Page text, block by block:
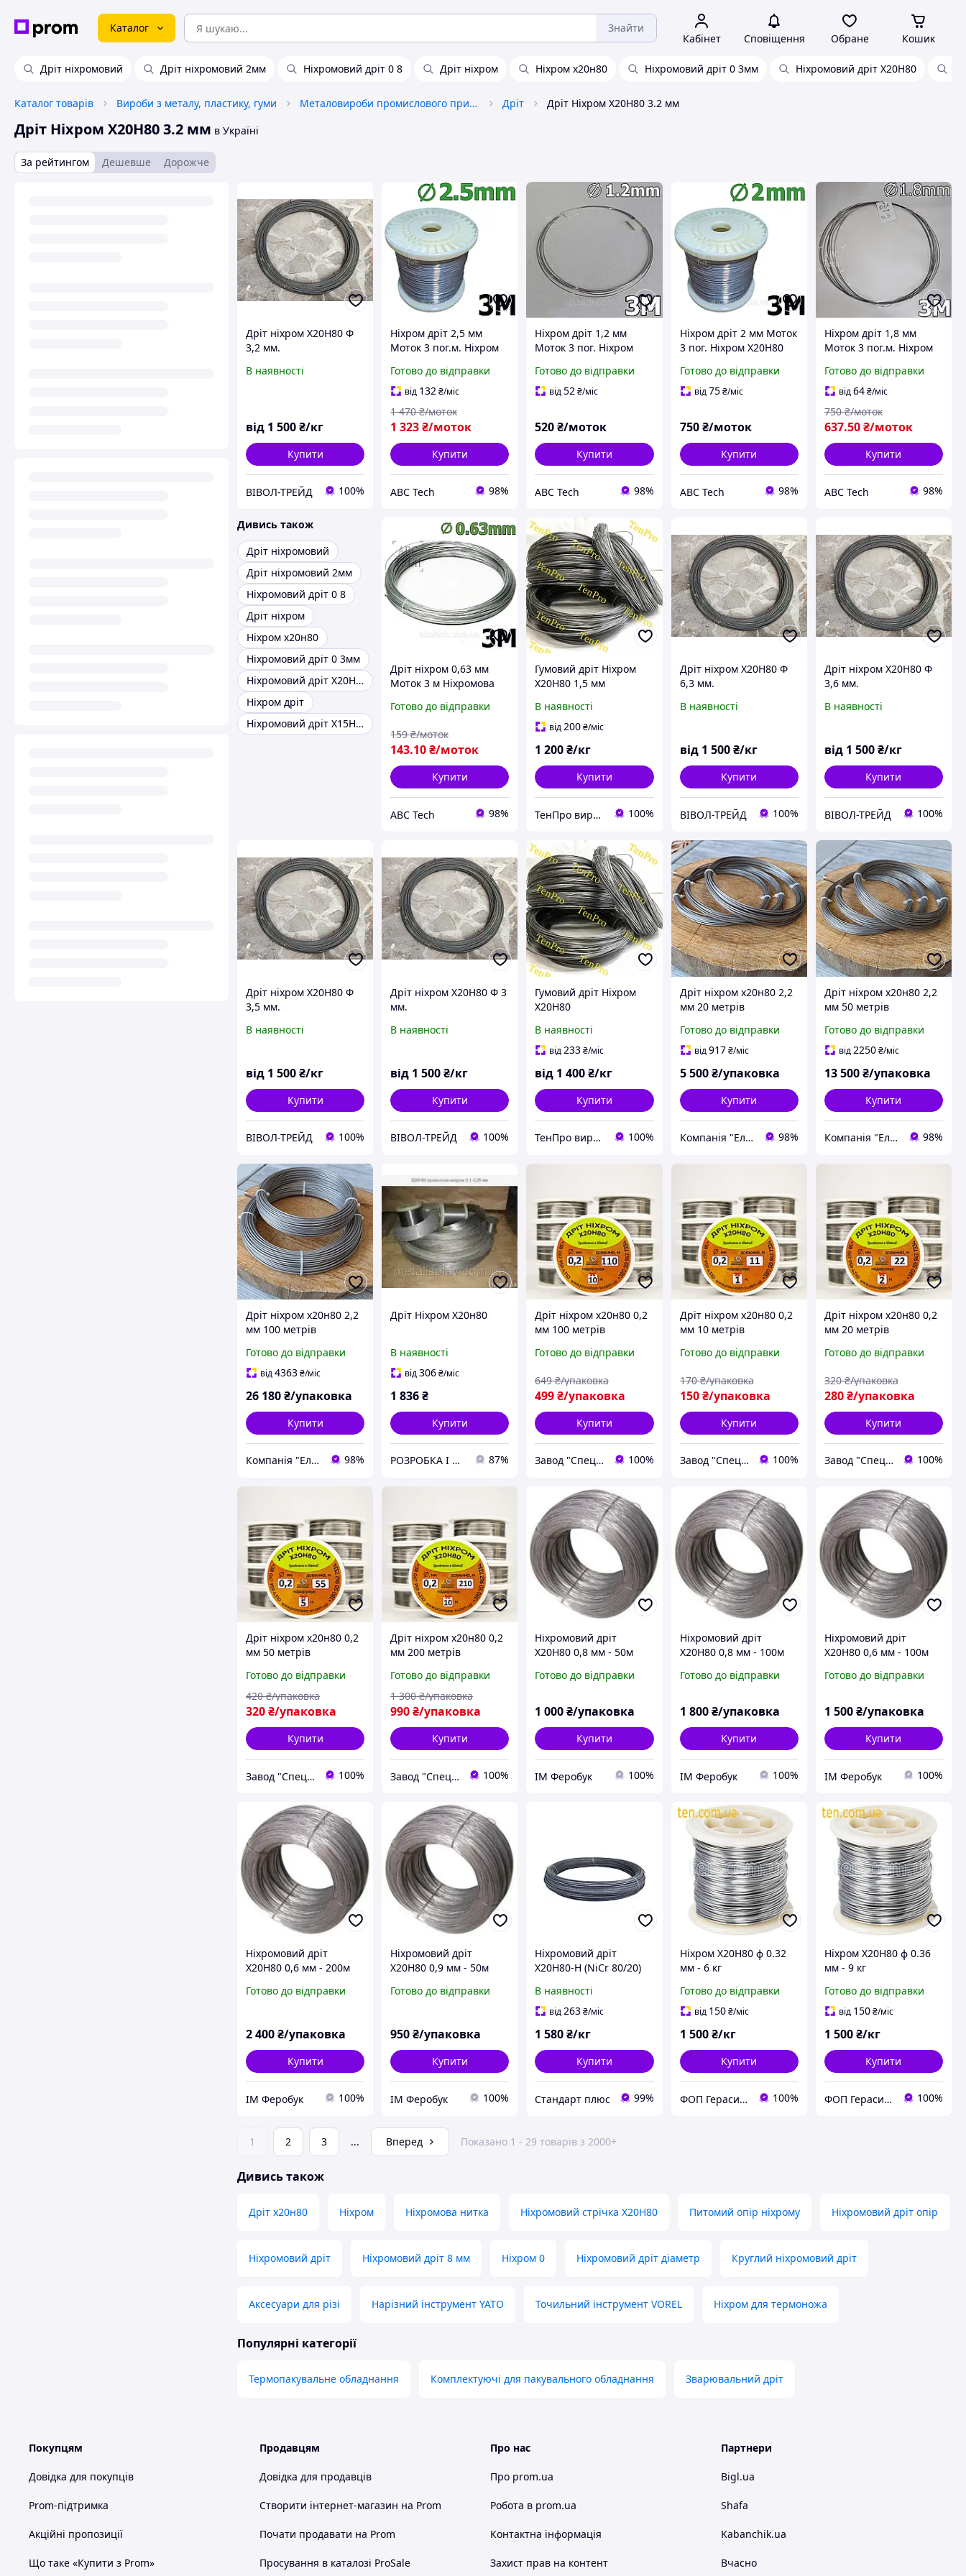
Каталог Знайти
Кабінет Сповіщення Обране Кошик
Дріт ніхромовий Дріт ніхромовий 2мм Ніхромовий дріт 0 8 Дріт ніхром Ніхром х20н80 Ніхромовий дріт 0 3мм Ніхромовий дріт Х20Н80
Каталог товарів Вироби з металу, пластику, гуми Металовироби промислового призначення Дріт Дріт Ніхром Х20Н80 3.2 мм
Дріт Ніхром Х20Н80 3.2 мм в Україні
За рейтингом Дешевше Дорожче
Дріт ніхром Х20Н80 Ф
3,2 мм.
В наявності
від 1 500₴/кг
Купити
ВІВОЛ-ТРЕЙД 100%
Ніхром дріт 2,5 мм
Моток 3 пог.м. Ніхром
нитка перерізом 2,5 мм
Струна нікельхром
Готово до відправки
від 132₴/міс
1 323₴/моток
1 470 ₴/моток
Купити
ABC Tech 98%
Ніхром дріт 1,2 мм
Моток 3 пог. Ніхром
нитка перерізом 1.2 мм
Струна нікельхром
Готово до відправки
від52₴/міс
520₴/моток
Купити
ABC Tech 98%
Ніхром дріт 2 мм Моток
3 пог. Ніхром Х20Н80
перерізом 2 мм Струна
нікельхром
Готово до відправки
від75 ₴/міс
750 ₴/моток
Купити
ABC Tech 98%
Ніхром дріт 1,8 мм
Моток 3 пог.м. Ніхром
нитка перерізом 1.8 мм
Струна нікельхром
Готово до відправки
від64₴/міс
637.50₴/моток
750 ₴/моток
Купити
ABC Tech 98%
Дивись також
Дріт ніхромовий
Дріт ніхромовий 2мм
Ніхромовий дріт 0 8
Дріт ніхром
Ніхром х20н80
Ніхромовий дріт 0 3мм
Ніхромовий дріт Х20Н80
Ніхром дріт
Ніхромовий дріт Х15Н60
Дріт ніхром 0,63 мм
Моток 3 м Ніхромова
Нагрівач-струна Дроту
Готово до відправки
143.10₴/моток
159 ₴/моток
Купити
ABC Tech 98%
Гумовий дріт Ніхром
Х20Н80 1,5 мм
В наявності
від200₴/міс
1 200₴/кг
Купити
ТенПро виробництво нагрівачів 100%
Дріт ніхром Х20Н80 Ф
6,3 мм.
В наявності
від 1 500 ₴/кг
Купити
ВІВОЛ-ТРЕЙД 100%
Дріт ніхром Х20Н80 Ф
3,6 мм.
В наявності
від 1 500₴/кг
Купити
ВІВОЛ-ТРЕЙД 100%
Дріт ніхром Х20Н80 Ф
3,5 мм.
В наявності
від 1 500₴/кг
Купити
ВІВОЛ-ТРЕЙД 100%
Дріт ніхром Х20Н80 Ф 3
мм.
В наявності
від 1 500₴/кг
Купити
ВІВОЛ-ТРЕЙД 100%
Гумовий дріт Ніхром
Х20Н80
В наявності
від233₴/міс
від 1 400₴/кг
Купити
ТенПро виробництво нагрівачів 100%
Дріт ніхром х20н80 2,2
мм 20 метрів
Готово до відправки
від917 ₴/міс
5 500 ₴/упаковка
Купити
Компанія "Електросталь" 98%
Дріт ніхром х20н80 2,2
мм 50 метрів
Готово до відправки
від 2250₴/міс
13 500₴/упаковка
Купити
Компанія "Електросталь" 98%
Дріт ніхром х20н80 2,2
мм 100 метрів
Готово до відправки
від4363₴/міс
26 180₴/упаковка
Купити
Компанія "Електросталь" 98%
Дріт Ніхром Х20н80
В наявності
від306₴/міс
1 836₴
Купити
РОЗРОБКА І ВПРОВАДЖЕННЯ НОВИХ МАТЕРІАЛІВ 87%
Дріт ніхром х20н80 0,2
мм 100 метрів
Готово до відправки
499₴/упаковка
649 ₴/упаковка
Купити
Завод "Спецметизгруп" 100%
Дріт ніхром х20н80 0,2
мм 10 метрів
Готово до відправки
150 ₴/упаковка
170 ₴/упаковка
Купити
Завод "Спецметизгруп" 100%
Дріт ніхром х20н80 0,2
мм 20 метрів
Готово до відправки
280₴/упаковка
320 ₴/упаковка
Купити
Завод "Спецметизгруп" 100%
Дріт ніхром х20н80 0,2
мм 50 метрів
Готово до відправки
320₴/упаковка
420 ₴/упаковка
Купити
Завод "Спецметизгруп" 100%
Дріт ніхром х20н80 0,2
мм 200 метрів
Готово до відправки
990₴/упаковка
1 300 ₴/упаковка
Купити
Завод "Спецметизгруп" 100%
Ніхромовий дріт
Х20Н80 0,8 мм - 50м
Готово до відправки
1 000₴/упаковка
Купити
ІМ Феробук 100%
Ніхромовий дріт
Х20Н80 0,8 мм - 100м
Готово до відправки
1 800 ₴/упаковка
Купити
ІМ Феробук 100%
Ніхромовий дріт
Х20Н80 0,6 мм - 100м
Готово до відправки
1 500₴/упаковка
Купити
ІМ Феробук 100%
Ніхромовий дріт
Х20Н80 0,6 мм - 200м
Готово до відправки
2 400₴/упаковка
Купити
ІМ Феробук 100%
Ніхромовий дріт
Х20Н80 0,9 мм - 50м
Готово до відправки
950₴/упаковка
Купити
ІМ Феробук 100%
Ніхромовий дріт
Х20Н80-Н (NiCr 80/20)
В наявності
від263₴/міс
1 580₴/кг
Купити
Стандарт плюс 99%
Ніхром Х20Н80 ф 0.32
мм - 6 кг
Готово до відправки
від 150 ₴/міс
1 500 ₴/кг
Купити
ФОП Герасимчук В.П. 100%
Ніхром Х20Н80 ф 0.36
мм - 9 кг
Готово до відправки
від 150₴/міс
1 500₴/кг
Купити
ФОП Герасимчук В.П. 100%
1 2 3 ... Вперед Показано 1 - 29 товарів з 2000+
Дивись також
Дріт х20н80 Ніхром Ніхромова нитка Ніхромовий стрічка Х20Н80 Питомий опір ніхрому Ніхромовий дріт опір
Ніхромовий дріт Ніхромовий дріт 8 мм Ніхром 0 Ніхромовий дріт діаметр Круглий ніхромовий дріт
Аксесуари для різі Нарізний інструмент YATO Точильний інструмент VOREL Ніхром для термоножа
Популярні категорії
Термопакувальне обладнання Комплектуючі для пакувального обладнання Зварювальний дріт
Покупцям
Довідка для покупців
Prom-підтримка
Акційні пропозиції
Що таке «Купити з Prom»
Продавцям
Довідка для продавців
Створити інтернет-магазин на Prom
Почати продавати на Prom
Просування в каталозі ProSale
Про нас
Про prom.ua
Робота в prom.ua
Контактна інформація
Захист прав на контент
Партнери
Bigl.ua
Shafa
Kabanchik.ua
Вчасно